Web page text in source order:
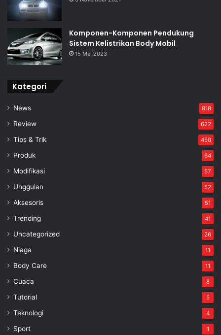
Komponen-Komponen Pendukung
Sistem Kelistrikan Body Mobil
15 Mei 2023
Kategori
News 818
Review 622
Tips & Trik 450
Produk 64
Modifikasi 57
Unggulan 52
Aksesoris 51
Trending 41
Uncategorized 26
Niaga 11
Body Care 11
Cuaca 8
Tutorial 5
Teknologi 4
Sport 1